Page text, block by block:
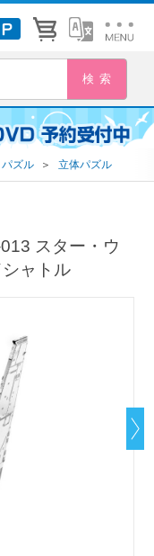
ズル ＞ 立体パズル
スター・ウ
ャトル